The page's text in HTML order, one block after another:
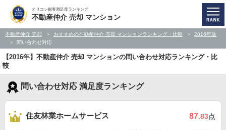
オリコン顧客満足度ランキング
不動産仲介 売却 マンション
不動産仲介 売却 おすすめの不動産仲介 売却 マンションランキング・比較
2016年版
問い合わせ対応
【2016年】不動産仲介 売却 マンションの問い合わせ対応ランキング・比
較
問い合わせ対応 満足度ランキング
住友林業ホームサービス 87.83点